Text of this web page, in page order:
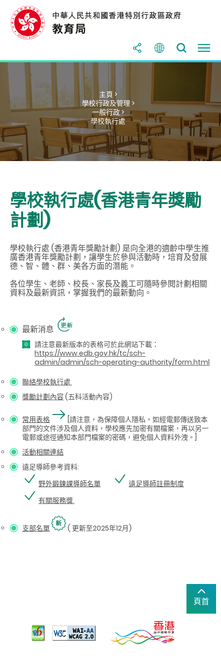
主頁 >
學校行政及管理 >
一般行政 >
學校執行處
學校執行處(香港青年獎勵
計劃)
學校執行處 (香港青年獎勵計劃) 是向全港的適齡中學生推
廣香港青年獎勵計劃，讓學生於參與活動時，培育及發展
德、智、體、群、美各方面的潛能。
各位學生、老師、校長、家長及義工可隨時參閱計劃相關
資料及最新資訊，掌握我們的最新動向。
最新消息
請注意最新版本的表格可於此網站下載：
https://www.edb.gov.hk/tc/sch-
admin/admin/sch-operating-authority/form.html
聯絡學校執行處
獎勵計劃內容(五科活動內容)
常用表格 [請注意，為保障個人隱私， 如經電郵傳送致本
部門的文件涉及個人資料，學校應先加密有關檔案，再以另一
電郵或途徑通知本部門檔案的密碼，避免個人資料外洩。]
活動相關連結
遠足導師參考資料:
野外鍛鍊課導師名單
遠足導師註冊制度
有關服務獎
支部名單 ( 更新至2025年12月)
頁首